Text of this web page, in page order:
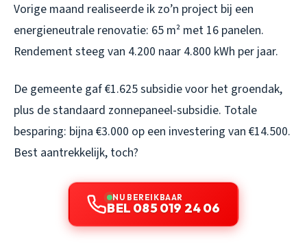
Vorige maand realiseerde ik zo’n project bij een
energieneutrale renovatie: 65 m² met 16 panelen.
Rendement steeg van 4.200 naar 4.800 kWh per jaar.
De gemeente gaf €1.625 subsidie voor het groendak,
plus de standaard zonnepaneel-subsidie. Totale
besparing: bijna €3.000 op een investering van €14.500.
Best aantrekkelijk, toch?
NU BEREIKBAAR
BEL 085 019 24 06